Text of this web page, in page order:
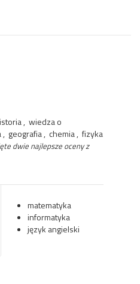
, wiedza o
geografia , chemia , fizyka
dwie najlepsze oceny z
matematyka
informatyka
język angielski